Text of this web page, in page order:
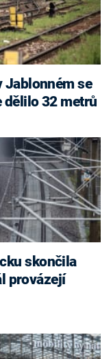
dělilo 32 metrů
provázejí